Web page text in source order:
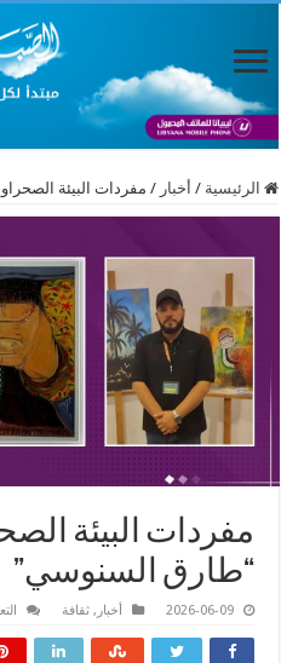
الرئيسية / أخبار / مفردات البيئة
مفردات البيئة
“طارق السنوسي”
2026-06-09 أخبار ,ثقافة